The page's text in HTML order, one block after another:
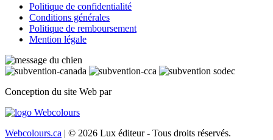
Politique de confidentialité
Conditions générales
Politique de remboursement
Mention légale
Conception du site Web par
Webcolours.ca | © 2026 Lux éditeur - Tous droits réservés.